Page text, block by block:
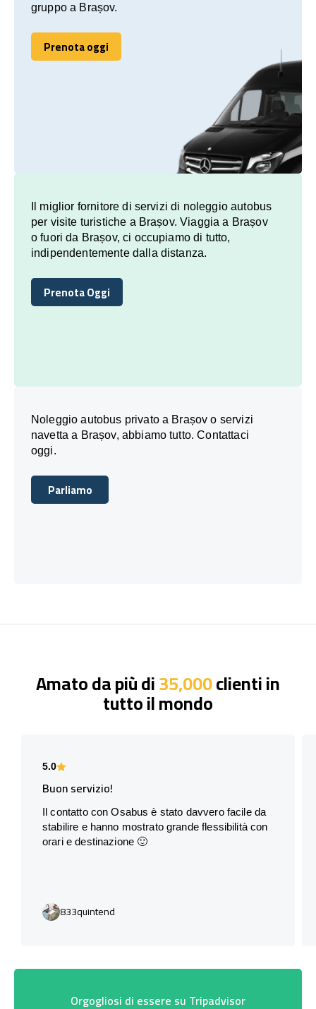
gruppo a Brașov.
Prenota oggi
Prenota oggi
Il miglior fornitore di servizi di noleggio autobus
per visite turistiche a Brașov. Viaggia a Brașov
o fuori da Brașov, ci occupiamo di tutto,
indipendentemente dalla distanza.
Prenota Oggi
Prenota Oggi
Noleggio autobus privato a Brașov o servizi
navetta a Brașov, abbiamo tutto. Contattaci
oggi.
Parliamo
Parliamo
Amato da più di35,000clienti in
tutto il mondo
5.0
Buon servizio!
Il contatto con Osabus è stato davvero facile da
stabilire e hanno mostrato grande flessibilità con
orari e destinazione 🙂
833quintend
Orgogliosi di essere su Tripadvisor